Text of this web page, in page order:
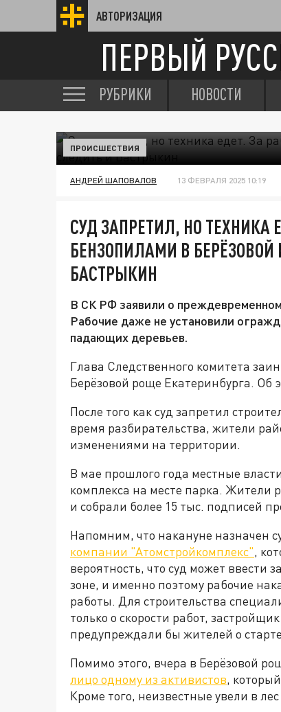
АВТОРИЗАЦИЯ
ПЕРВЫЙ
РУБРИКИ НОВОСТИ
ПРОИСШЕСТВИЯ
АНДРЕЙ ШАПОВАЛОВ 13 ФЕВРАЛЯ 2025 10:19
СУД ЗАПРЕТИЛ, НО ТЕХНИКА
БЕНЗОПИЛАМИ В
БАСТРЫКИН
В СК РФ заявили о
Рабочие даже не установили
падающих деревьев.
Глава Следственного комитета
Берёзовой роще Екатеринбурга. Об
После того как суд запретил
время разбирательства, жители
изменениями на территории.
В мае прошлого года местные
комплекса на месте парка. Жители
и собрали более 15 тыс. подписей
Напомним, что накануне назначен
компании "Атомстройкомплекс",
вероятность, что суд может ввести
зоне, и именно поэтому рабочие
работы. Для строительства
только о скорости работ,
предупреждали бы жителей о
Помимо этого, вчера в Берёзовой
лицо одному из активистов,
Кроме того, неизвестные увели в